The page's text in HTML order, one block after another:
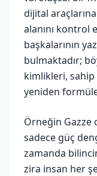
dijital
alanını kontrol
başkalarının
bulmaktadır;
kimlikleri, sahip
yeniden
Örneğin Gazze
sadece güç
zamanda
zira insan her